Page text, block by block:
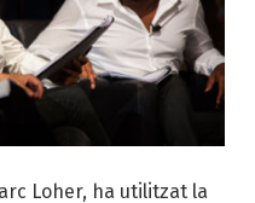
Loher, ha utilitzat la